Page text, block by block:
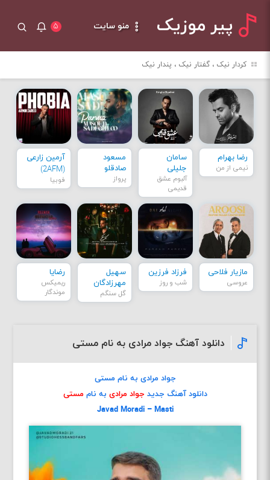
پیر موزیک منو سایت ۵
کردار نیک ، گفتار نیک ، پندار نیک
رضا بهرام
نیمی از من
سامان
جلیلی
آلبوم عشق
قدیمی
مسعود
صادقلو
پرواز
آرمین زارعی
(2AFM)
فوبیا
مازیار فلاحی
عروسی
فرزاد فرزین
شب و روز
سهیل
مهرزادگان
گل سنگم
رضایا
ریمیکس
موندگار
دانلود آهنگ جواد مرادی به نام مستی
جواد مرادی به نام مستی
دانلود آهنگ جدید جواد مرادی به ناممستی
Javad Moradi – Masti